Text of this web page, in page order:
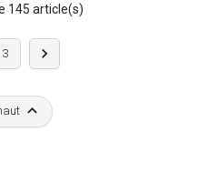
145 article(s)
3 Suivant

